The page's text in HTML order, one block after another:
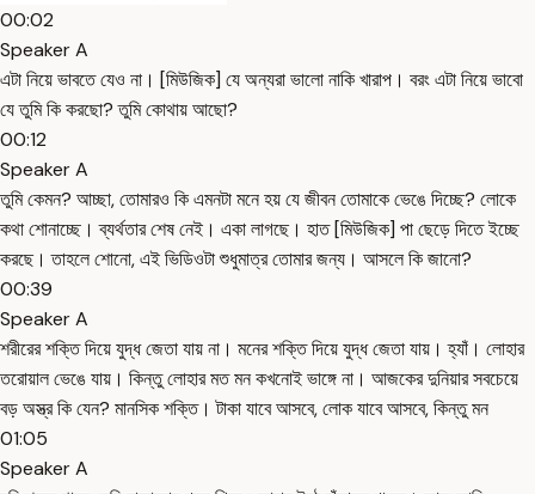
00:02
Speaker A
এটা নিয়ে ভাবতে যেও না। [মিউজিক] যে অন্যরা ভালো নাকি খারাপ। বরং এটা নিয়ে ভাবো
যে তুমি কি করছো? তুমি কোথায় আছো?
00:12
Speaker A
তুমি কেমন? আচ্ছা, তোমারও কি এমনটা মনে হয় যে জীবন তোমাকে ভেঙে দিচ্ছে? লোকে
কথা শোনাচ্ছে। ব্যর্থতার শেষ নেই। একা লাগছে। হাত [মিউজিক] পা ছেড়ে দিতে ইচ্ছে
করছে। তাহলে শোনো, এই ভিডিওটা শুধুমাত্র তোমার জন্য। আসলে কি জানো?
00:39
Speaker A
শরীরের শক্তি দিয়ে যুদ্ধ জেতা যায় না। মনের শক্তি দিয়ে যুদ্ধ জেতা যায়। হ্যাঁ। লোহার
তরোয়াল ভেঙে যায়। কিন্তু লোহার মত মন কখনোই ভাঙ্গে না। আজকের দুনিয়ার সবচেয়ে
বড় অস্ত্র কি যেন? মানসিক শক্তি। টাকা যাবে আসবে, লোক যাবে আসবে, কিন্তু মন
01:05
Speaker A